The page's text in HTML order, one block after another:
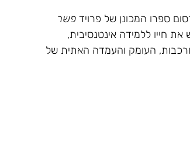
פשר
את חייו ללמידה אינטנסיבית,
העומק והעמדה האתית של